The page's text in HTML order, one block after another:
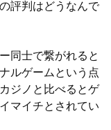
評判はどうなんで
同士で繋がれると
ルゲームという点
ジノと比べるとゲ
マイチとされてい